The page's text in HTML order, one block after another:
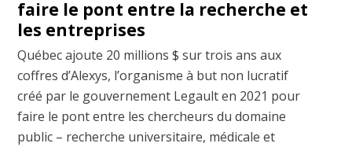
faire le pont entre la recherche et
les entreprises
Québec ajoute 20 millions $ sur trois ans aux
coffres d’Alexys, l’organisme à but non lucratif
créé par le gouvernement Legault en 2021 pour
faire le pont entre les chercheurs du domaine
public – recherche universitaire, médicale et